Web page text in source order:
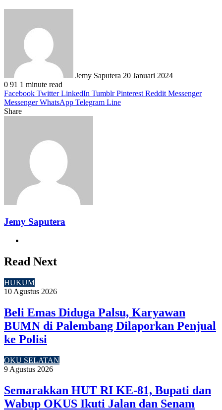
Jemy Saputera 20 Januari 2024
0 91 1 minute read
Facebook Twitter LinkedIn Tumblr Pinterest Reddit Messenger
Messenger WhatsApp Telegram Line
Share
Jemy Saputera
Read Next
HUKUM
10 Agustus 2026
Beli Emas Diduga Palsu, Karyawan
BUMN di Palembang Dilaporkan Penjual
ke Polisi
OKU SELATAN
9 Agustus 2026
Semarakkan HUT RI KE-81, Bupati dan
Wabup OKUS Ikuti Jalan dan Senam